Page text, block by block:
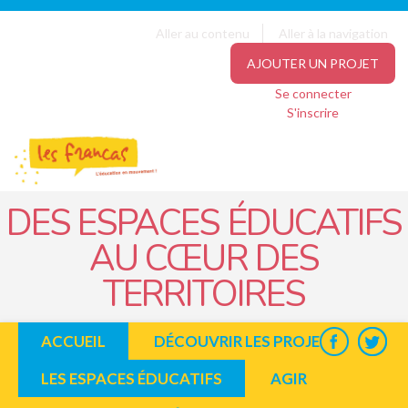
Aller au contenu
Aller à la navigation
AJOUTER UN PROJET
Se connecter
S'inscrire
DES ESPACES ÉDUCATIFS
AU CŒUR DES
TERRITOIRES
ACCUEIL
DÉCOUVRIR LES PROJETS
LES ESPACES ÉDUCATIFS
AGIR
Panneau de gestion des cookies